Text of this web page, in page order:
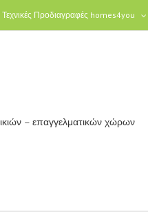
Τεχνικές Προδιαγραφές homes4you
– επαγγελματικών χώρων